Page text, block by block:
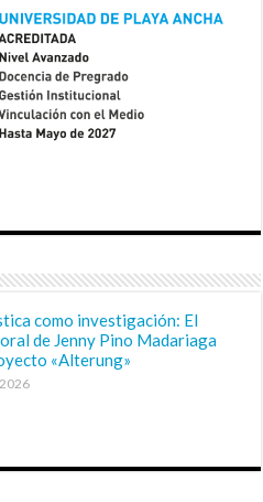
como investigación: El
de Jenny Pino Madariaga
«Alterung»